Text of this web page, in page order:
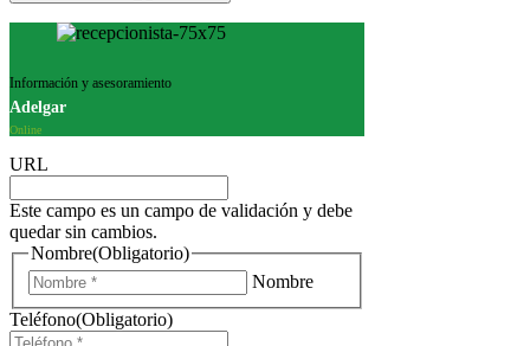
Información y asesoramiento
Adelgar
Online
URL
Este campo es un campo de validación y debe
quedar sin cambios.
Nombre(Obligatorio)
Nombre
Teléfono(Obligatorio)